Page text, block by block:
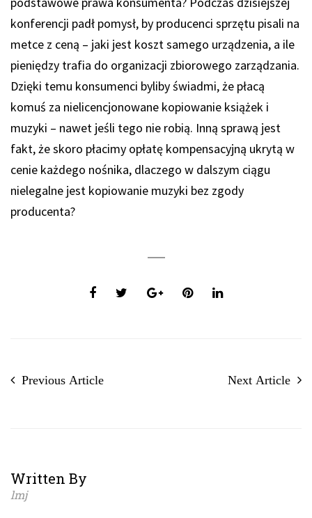
konferencji padł pomysł, by producenci sprzętu pisali na
metce z ceną – jaki jest koszt samego urządzenia, a ile
pieniędzy trafia do organizacji zbiorowego zarządzania.
Dzięki temu konsumenci byliby świadmi, że płacą
komuś za nielicencjonowane kopiowanie książek i
muzyki – nawet jeśli tego nie robią. Inną sprawą jest
fakt, że skoro płacimy opłatę kompensacyjną ukrytą w
cenie każdego nośnika, dlaczego w dalszym ciągu
nielegalne jest kopiowanie muzyki bez zgody
producenta?
Previous Article Next Article
Written By
lmj